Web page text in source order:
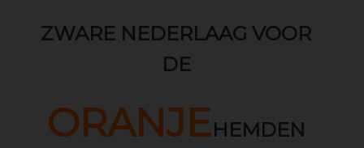
ZWARE NEDERLAAG VOOR
DE
ORANJEHEMDEN